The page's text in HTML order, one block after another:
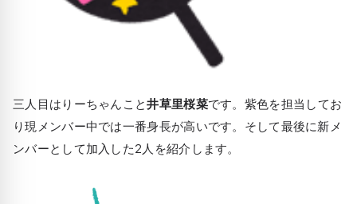
三人目はりーちゃんこと井草里桜菜です。紫色を担当してお
り現メンバー中では一番身長が高いです。そして最後に新メ
ンバーとして加入した2人を紹介します。